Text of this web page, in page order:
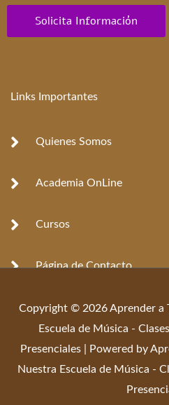
Solicita Información
Links Importantes
Quienes Somos
Academia OnLine
Cursos
Página de Contacto
Copyright © 2026 Aprender a
Escuela de Música -
Presenciales | Powered by
Nuestra Escuela de Música -